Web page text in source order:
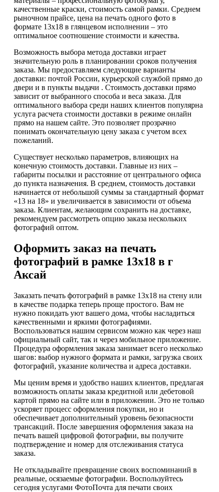
качественные краски, стоимость самой рамки. Среднем
рыночном прайсе, цена на печать одного фото в
формате 13х18 в глянцевом исполнении – это
оптимальное соотношение стоимости и качества.
Возможность выбора метода доставки играет
значительную роль в планировании сроков получения
заказа. Мы предоставляем следующие варианты
доставки: почтой России, курьерской службой прямо до
двери и в пункты выдачи . Стоимость доставки прямо
зависит от выбранного способа и веса заказа. Для
оптимального выбора среди наших клиентов популярна
услуга расчета стоимости доставки в режиме онлайн
прямо на нашем сайте. Это позволяет прозрачно
понимать окончательную цену заказа с учетом всех
пожеланий.
Существует несколько параметров, влияющих на
конечную стоимость доставки. Главные из них –
габариты посылки и расстояние от центрального офиса
до пункта назначения. В среднем, стоимость доставки
начинается от небольшой суммы за стандартный формат
«13 на 18» и увеличивается в зависимости от объема
заказа. Клиентам, желающим сохранить на доставке,
рекомендуем рассмотреть опцию заказа нескольких
фотографий оптом.
Оформить заказ на печать
фотографий в рамке 13х18 в г
Аксай
Заказать печать фотографий в рамке 13х18 на стену или
в качестве подарка теперь проще простого. Вам не
нужно покидать уют вашего дома, чтобы насладиться
качественными и яркими фотографиями.
Воспользоваться нашим сервисом можно как через наш
официальный сайт, так и через мобильное приложение.
Процедура оформления заказа занимает всего несколько
шагов: выбор нужного формата и рамки, загрузка своих
фотографий, указание количества и адреса доставки.
Мы ценим время и удобство наших клиентов, предлагая
возможность оплаты заказа кредитной или дебетовой
картой прямо на сайте или в приложении. Это не только
ускоряет процесс оформления покупки, но и
обеспечивает дополнительный уровень безопасности
трансакций. После завершения оформления заказа на
печать вашей цифровой фотографии, вы получите
подтверждение и номер для отслеживания статуса
заказа.
Не откладывайте превращение своих воспоминаний в
реальные, осязаемые фотографии. Воспользуйтесь
сегодня услугами ФотоПочта для печати своих